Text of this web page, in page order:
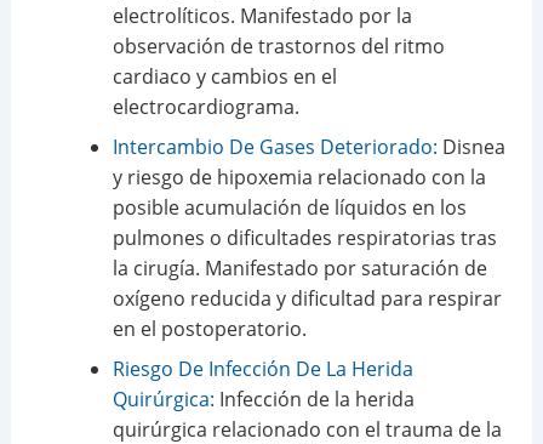
electrolíticos. Manifestado por la
observación de trastornos del ritmo
cardiaco y cambios en el
electrocardiograma.
Intercambio De Gases Deteriorado: Disnea
y riesgo de hipoxemia relacionado con la
posible acumulación de líquidos en los
pulmones o dificultades respiratorias tras
la cirugía. Manifestado por saturación de
oxígeno reducida y dificultad para respirar
en el postoperatorio.
Riesgo De Infección De La Herida
Quirúrgica: Infección de la herida
quirúrgica relacionado con el trauma de la